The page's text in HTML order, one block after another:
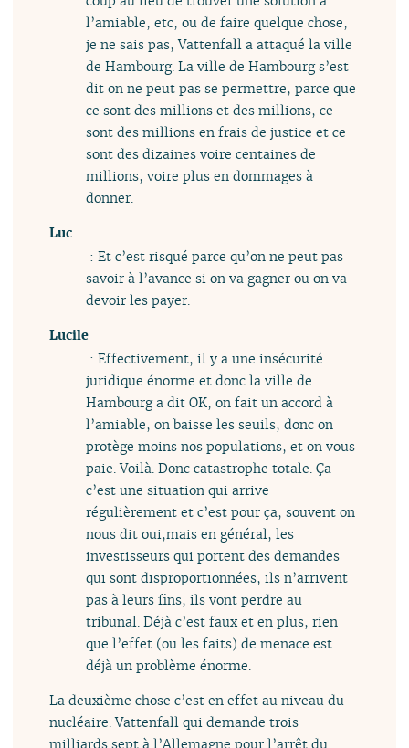
l’amiable, etc, ou de faire quelque chose,
je ne sais pas, Vattenfall a attaqué la ville
de Hambourg. La ville de Hambourg s’est
dit on ne peut pas se permettre, parce que
ce sont des millions et des millions, ce
sont des millions en frais de justice et ce
sont des dizaines voire centaines de
millions, voire plus en dommages à
donner.
Luc
: Et c’est risqué parce qu’on ne peut pas
savoir à l’avance si on va gagner ou on va
devoir les payer.
Lucile
: Effectivement, il y a une insécurité
juridique énorme et donc la ville de
Hambourg a dit OK, on fait un accord à
l’amiable, on baisse les seuils, donc on
protège moins nos populations, et on vous
paie. Voilà. Donc catastrophe totale. Ça
c’est une situation qui arrive
régulièrement et c’est pour ça, souvent on
nous dit oui,mais en général, les
investisseurs qui portent des demandes
qui sont disproportionnées, ils n’arrivent
pas à leurs fins, ils vont perdre au
tribunal. Déjà c’est faux et en plus, rien
que l’effet (ou les faits) de menace est
déjà un problème énorme.
La deuxième chose c’est en effet au niveau du
nucléaire. Vattenfall qui demande trois
milliards sept à l’Allemagne pour l’arrêt du